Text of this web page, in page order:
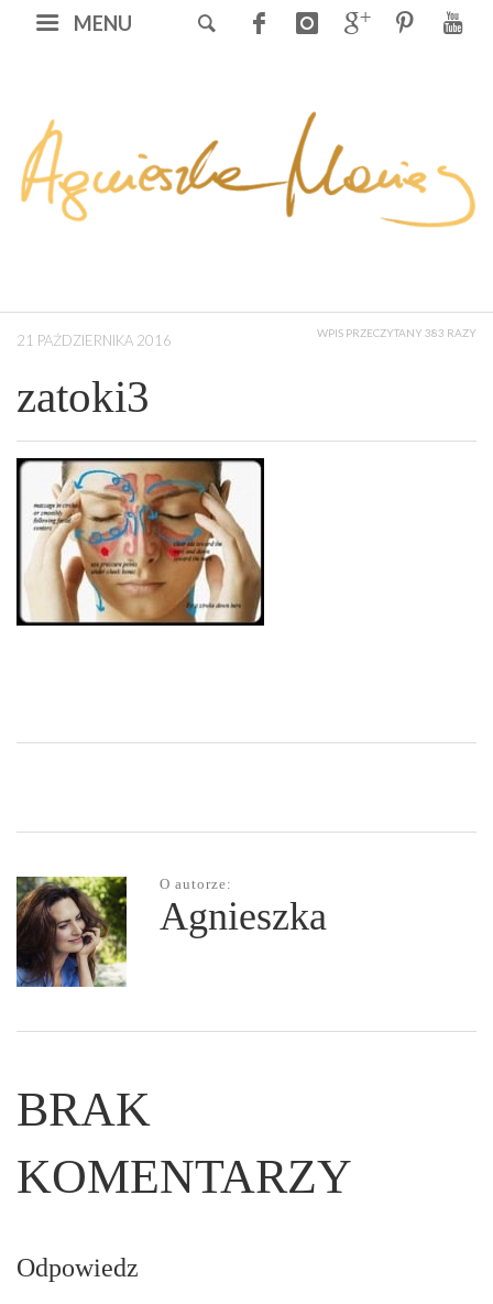
MENU
21 PAŹDZIERNIKA 2016 WPIS PRZECZYTANY 383 RAZY
zatoki3
O autorze:
Agnieszka
BRAK
KOMENTARZY
Odpowiedz